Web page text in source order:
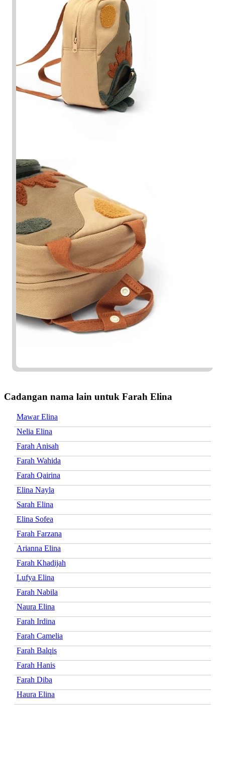
Cadangan nama lain untuk Farah Elina
Mawar Elina
Nelia Elina
Farah Anisah
Farah Wahida
Farah Qairina
Elina Nayla
Sarah Elina
Elina Sofea
Farah Farzana
Arianna Elina
Farah Khadijah
Lufya Elina
Farah Nabila
Naura Elina
Farah Irdina
Farah Camelia
Farah Balqis
Farah Hanis
Farah Diba
Haura Elina